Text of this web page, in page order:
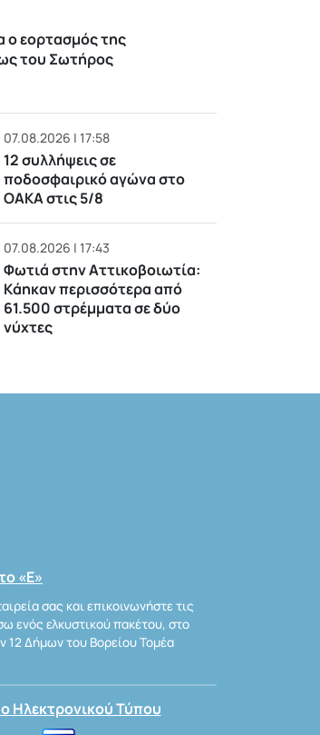
ο εορτασμός της
του Σωτήρος
07.08.2026 | 17:58
12 συλλήψεις σε
ποδοσφαιρικό αγώνα στο
ΟΑΚΑ στις 5/8
07.08.2026 | 17:43
Φωτιά στην Αττικοβοιωτία:
Kάηκαν περισσότερα από
61.500 στρέμματα σε δύο
νύχτες
«Ε»
σας και επικοινωνήστε τις
ενός ελκυστικού πακέτου, στο
12 Δήμων του Βορείου Τομέα
Ηλεκτρονικού Τύπου